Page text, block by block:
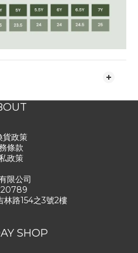
貨政策
條款
政策
限公司
林路154之3號2樓
SHOP